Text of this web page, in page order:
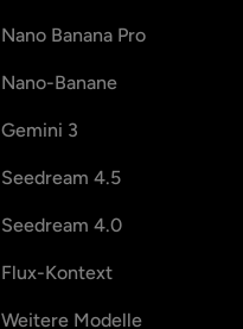
Nano Banana Pro
Nano-Banane
Gemini 3
Seedream 4.5
Seedream 4.0
Flux-Kontext
Weitere Modelle